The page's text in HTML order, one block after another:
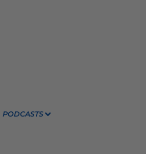
PODCASTS